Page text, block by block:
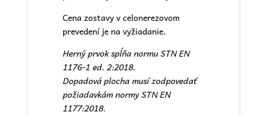
Cena zostavy v celonerezovom
prevedení je na vyžiadanie.
Herný prvok spĺňa normu STN EN
1176-1 ed. 2:2018.
Dopadová plocha musí zodpovedať
požiadavkám normy STN EN
1177:2018.